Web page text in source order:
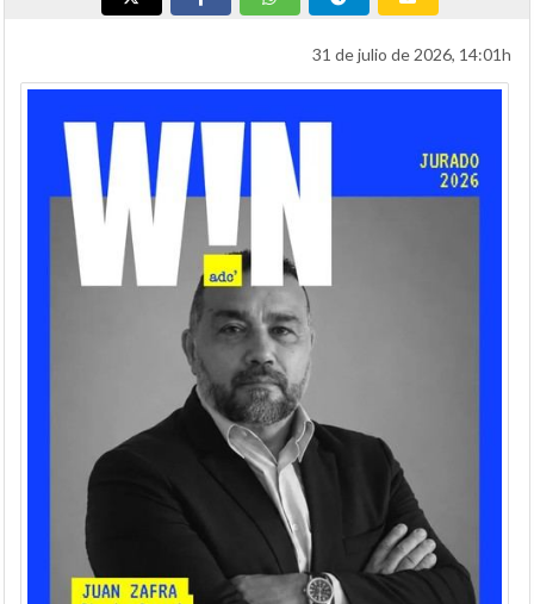
31 de julio de 2026, 14:01h